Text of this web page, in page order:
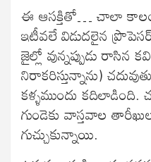
ఈ ఆసక్తితో… చాలా
ఇటీవలే విడుదలైన
జైల్లో వున్నప్పుడు రాసిన
నిరాకరిస్తున్నాను)
కళ్ళముందు కదిలాడింది.
గుండెకు వాస్తవాల
గుచ్చుకున్నాయి.